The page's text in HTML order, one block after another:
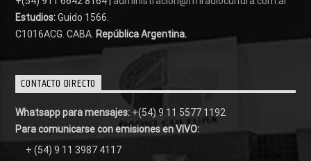
Estudios:Guido 1566.
C1016ACG . CABA. República Argentina.
CONTACTO DIRECTO
Whatsapp para mensajes: +(54) 9 11 5577 1192
Para comunicarse con emisiones en VIVO:
+ (54) 9 11 3987 4117